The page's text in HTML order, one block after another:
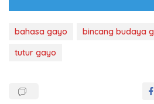
bahasa gayo bincang budaya
tutur gayo